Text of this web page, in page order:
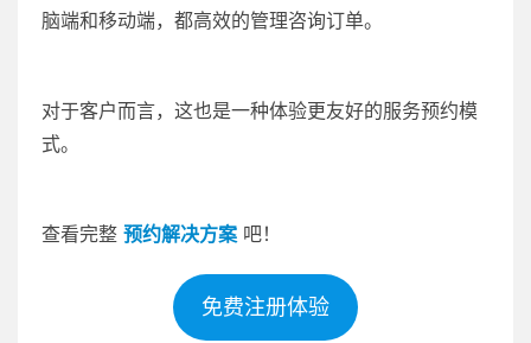
脑端和移动端，都高效的管理咨询订单。
对于客户而言，这也是一种体验更友好的服务预约模
式。
查看完整 预约解决方案 吧！
免费注册体验